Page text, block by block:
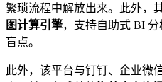
繁琐流程中解放出来。此外，
图计算引擎，支持自助式 BI
盲点。
此外，该平台与钉钉、企业微